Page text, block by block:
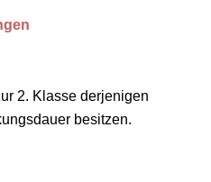
2. Klasse derjenigen
besitzen.